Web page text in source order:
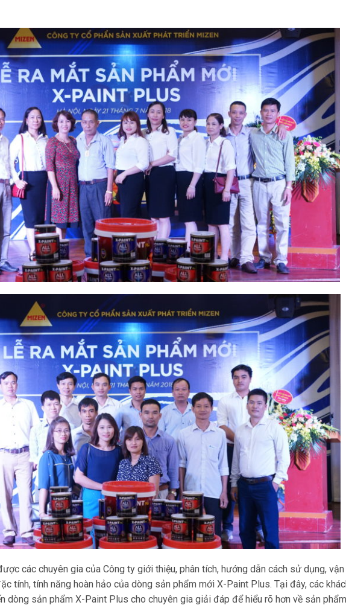
các chuyên gia của Công ty giới thiệu, phân tích, hướng dẫn cách sử dụng, vận
tính, tính năng hoàn hảo của dòng sản phẩm mới X-Paint Plus. Tại đây, các
dòng sản phẩm X-Paint Plus cho chuyên gia giải đáp để hiểu rõ hơn về sản